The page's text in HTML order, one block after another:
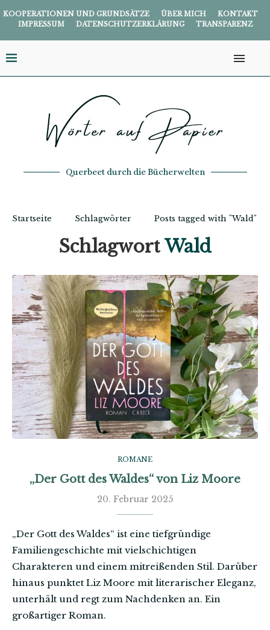
KOOPERATIONEN UND GRUNDSÄTZE ÜBER MICH
KONTAKT
IMPRESSUM
DATENSCHUTZERKLÄRUNG TRANSPARENZ
Querbeet durch die Bücherwelten
Startseite Schlagwörter Posts tagged with "Wald"
SchlagwortWald
ROMANE
„Der Gott des Waldes“ von Liz Moore
20. Februar 2025
„Der Gott des Waldes“ ist eine tiefgründige
Familiengeschichte mit vielschichtigen
Charakteren und einem mitreißenden Stil. Darüber
hinaus punktet Liz Moore mit literarischer Eleganz,
unterhält und regt zum Nachdenken an. Ein
großartiger Roman.